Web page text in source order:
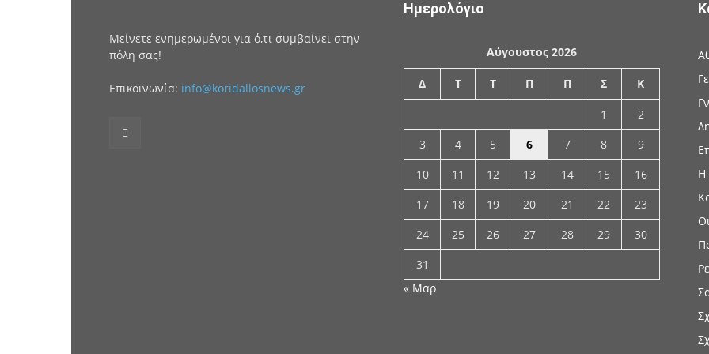
Μείνετε ενημερωμένοι για ό,τι συμβαίνει στην
πόλη σας!
Επικοινωνία: info@koridallosnews.gr
Ημερολόγιο
Αύγουστος 2026
Δ Τ Τ Π Π Σ Κ
1
2
3
4 5 6 7 8
9
10
11 12 13 14 15
16
17
18 19 20 21 22
23
24
25 26 27 28 29
30
31
« Μαρ
Η